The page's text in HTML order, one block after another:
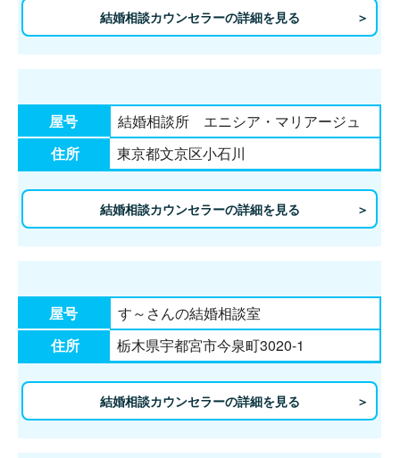
結婚相談カウンセラーの詳細を見る
屋号
結婚相談所 エニシア・マリアージュ
住所
東京都文京区小石川
結婚相談カウンセラーの詳細を見る
屋号
す～さんの結婚相談室
住所
栃木県宇都宮市今泉町3020-1
結婚相談カウンセラーの詳細を見る